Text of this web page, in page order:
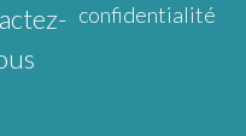
confidentialité